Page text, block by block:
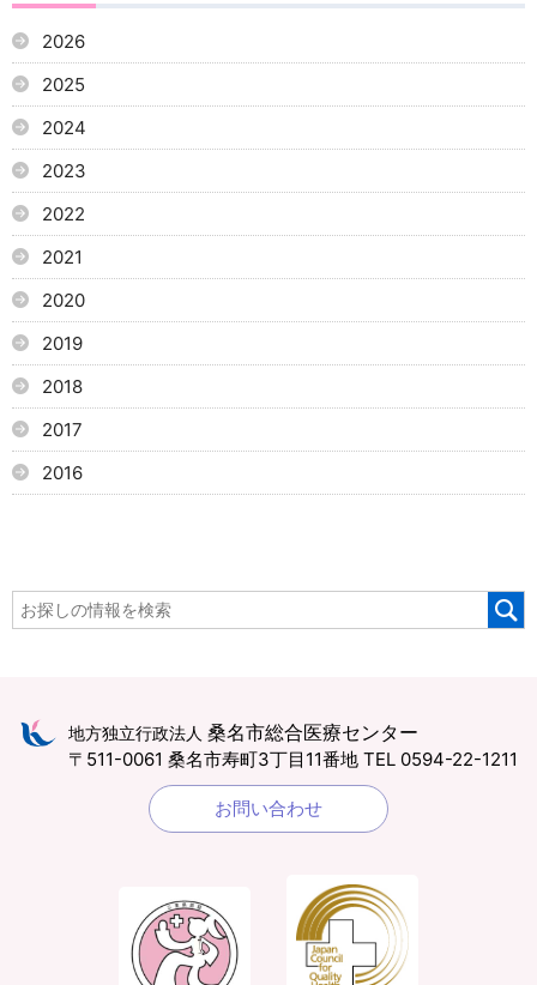
2026
2025
2024
2023
2022
2021
2020
2019
2018
2017
2016
地方独立行政法人 桑名市総合医療センター
〒511-0061 桑名市寿町3丁目11番地 TEL 0594-22-1211
お問い合わせ